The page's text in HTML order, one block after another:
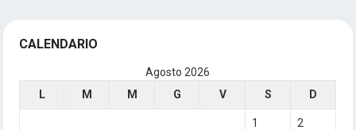
CALENDARIO
Agosto 2026
L
M M G V S D
1 2